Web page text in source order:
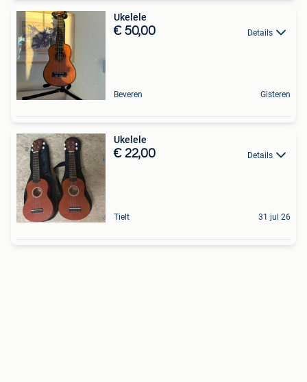
Ukelele
€ 50,00 Details
Beveren Gisteren
Ukelele
€ 22,00 Details
Tielt 31 jul 26